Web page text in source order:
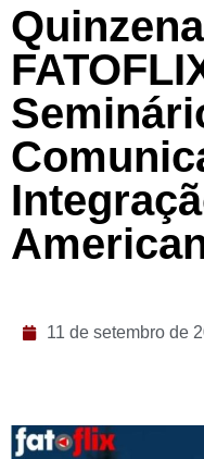
11 de setembro de